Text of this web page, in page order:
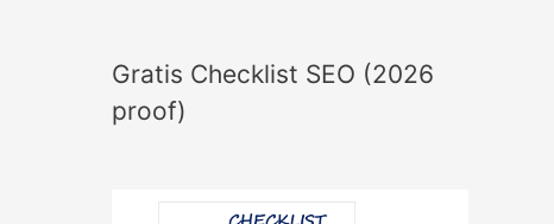
Gratis Checklist SEO (2026
proof)